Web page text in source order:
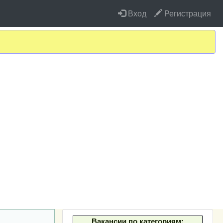
Вход Регистрация